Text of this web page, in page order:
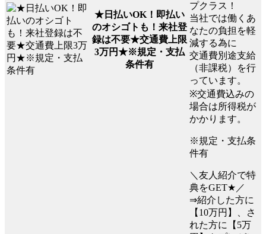
★日払いOK！即払い
のオシゴトも！来社登
録は不要★交通費上限
3万円★※規定・支払
条件有
プクラス！
当社では働くあ
なたの負担を軽
減する為に
交通費別途支給
（非課税）を行
っています。
※交通費込みの
場合は所得税が
かかります。
※規定・支払条
件有
＼友人紹介で特
典をGET★／
⇒紹介した方に
【10万円】、さ
れた方に【5万